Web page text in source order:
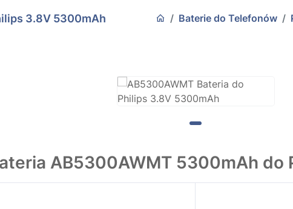
3.8V 5300mAh Baterie do Telefonów
AB5300AWMT 5300mAh do